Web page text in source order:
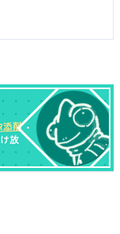
添削・
放